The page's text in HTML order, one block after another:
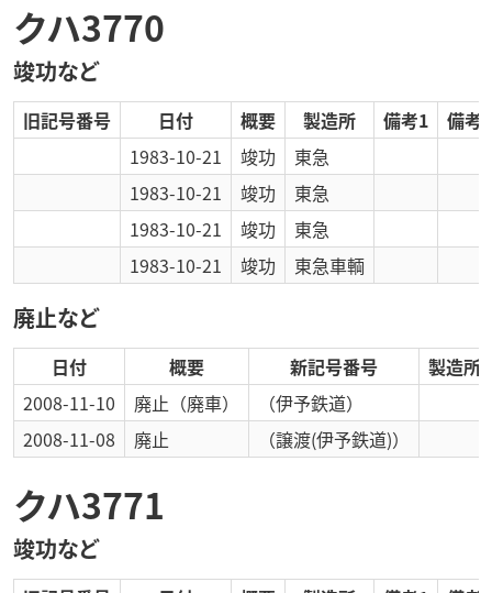
クハ3770
竣功など
旧記号番号 日付 概要 製造所 備考1
備考2
1983-10-21
竣功
東急
1983-10-21
竣功
東急
1983-10-21
竣功
東急
1983-10-21
竣功 東急車輌
廃止など
日付 概要 新記号番号
製造所
2008-11-10
廃止 （廃車）
（伊予鉄道）
2008-11-08
廃止 （譲渡(伊予鉄道)）
クハ3771
竣功など